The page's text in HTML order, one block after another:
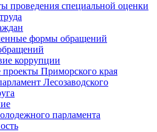
проведения специальной оценки
формы обращений
коррупции
Приморского края
Лесозаводского
парламента